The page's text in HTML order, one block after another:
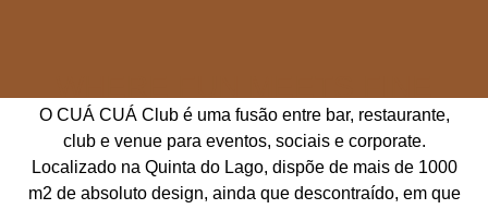
O CUÁ CUÁ Club é uma fusão entre bar, restaurante,
club e venue para eventos, sociais e corporate.
Localizado na Quinta do Lago, dispõe de mais de 1000
m2 de absoluto design, ainda que descontraído, em que